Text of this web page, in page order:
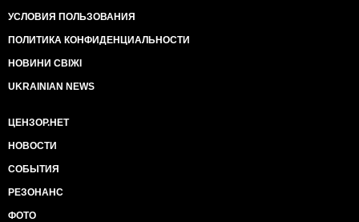
УСЛОВИЯ ПОЛЬЗОВАНИЯ
ПОЛИТИКА КОНФИДЕНЦИАЛЬНОСТИ
НОВИНИ СВІЖІ
UKRAINIAN NEWS
ЦЕНЗОР.НЕТ
НОВОСТИ
СОБЫТИЯ
РЕЗОНАНС
ФОТО